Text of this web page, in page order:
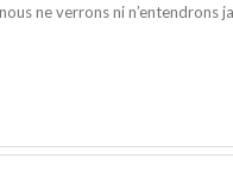
ne verrons ni n’entendrons